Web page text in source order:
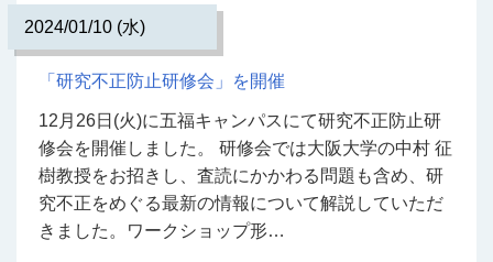
2024/01/10 (水)
「研究不正防止研修会」を開催
12月26日(火)に五福キャンパスにて研究不正防止研
修会を開催しました。 研修会では大阪大学の中村 征
樹教授をお招きし、査読にかかわる問題も含め、研
究不正をめぐる最新の情報について解説していただ
きました。ワークショップ形…